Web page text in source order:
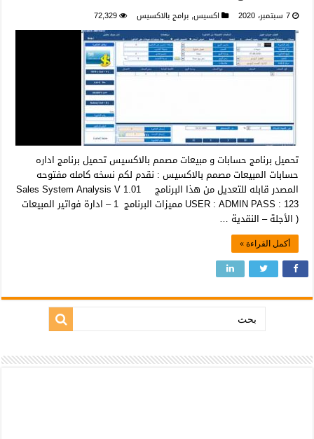
7 سبتمبر، 2020 اكسيس, برامج بالاكسيس 72,329
تحميل برنامج حسابات و مبيعات مصمم بالاكسيس تحميل برنامج اداره
حسابات المبيعات مصمم بالاكسيس : نقدم لكم نسخه كامله مفتوحه
المصدر قابله للتعديل من هذا البرنامج Sales System Analysis V 1.01
USER : ADMIN PASS : 123 مميزات البرنامج 1 – ادارة فواتير المبيعات
( الأجلة – النقدية …
أكمل القراءة »
بحث: